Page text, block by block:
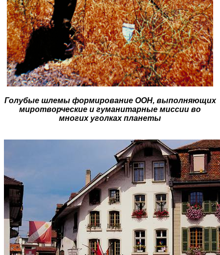
Голубые шлемы формирование ООН, выполняющих
миротворческие и гуманитарные миссии во
многих уголках планеты